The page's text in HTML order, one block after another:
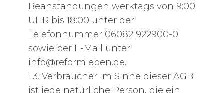
Beanstandungen werktags von 9:00
UHR bis 18:00 unter der
Telefonnummer 06082 922900-0
sowie per E-Mail unter
info@reformleben.de.
1.3. Verbraucher im Sinne dieser AGB
ist jede natürliche Person, die ein